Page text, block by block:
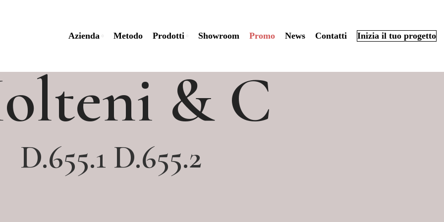
Azienda Metodo Prodotti Showroom Promo News Contatti Inizia il tuo progetto
& C
D.655.1 D.655.2